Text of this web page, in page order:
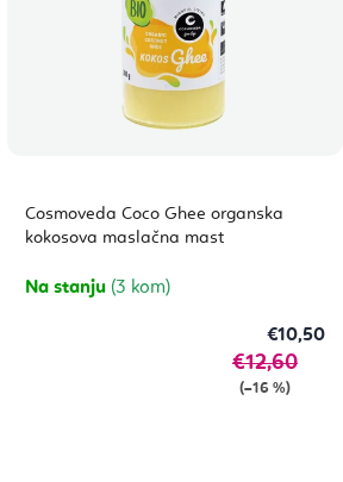
Cosmoveda Coco Ghee organska
kokosova maslačna mast
Na stanju (3 kom)
€10,50
€12,60
(–16 %)